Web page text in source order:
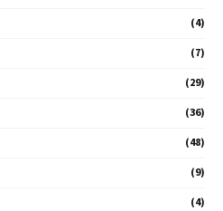
(4)
(7)
(29)
(36)
(48)
(9)
(4)